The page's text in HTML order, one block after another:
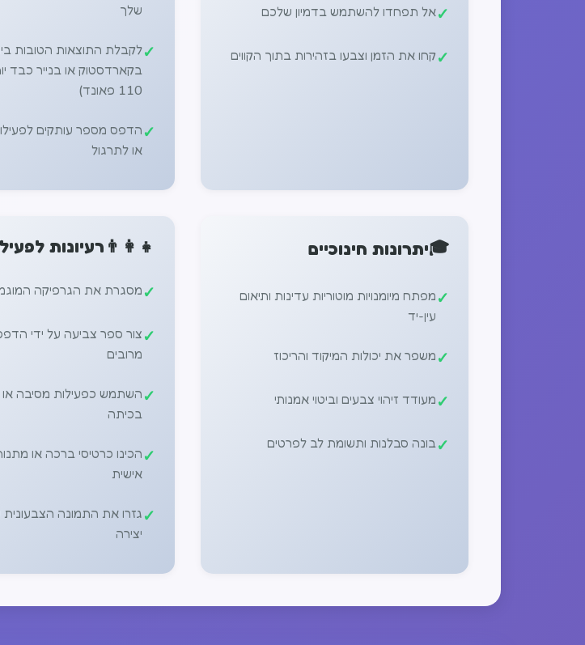
אל תפחדו להשתמש בדמיון שלכם
קחו את הזמן וצבעו בזהירות בתוך הקווים
שלך
לקבלת התוצאות הטובות
110 פאונד)
הדפס מספר עותקים
או לתרגול
🎓יתרונות חינוכיים
מפתח מיומנויות מוטוריות עדינות ותיאום
עין-יד
משפר את יכולות המיקוד והריכוז
מעודד זיהוי צבעים וביטוי אמנותי
בונה סבלנות ותשומת לב לפרטים
👨‍👩‍👧 רעיונות
מסגרת את הגרפיקה
צור ספר צביעה על ידי
מרובים
השתמש כפעילות מסיבה או
בכיתה
הכינו כרטיסי ברכה או
אישית
גזרו את התמונה הצבעונית
יצירה